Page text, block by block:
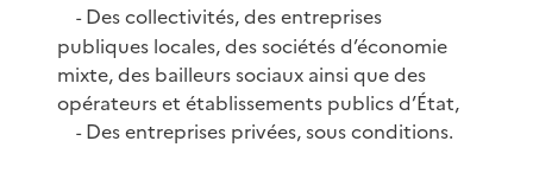
-Des collectivités, des entreprises
publiques locales, des sociétés d’économie
mixte, des bailleurs sociaux ainsi que des
opérateurs et établissements publics d’État,
-Des entreprises privées, sous conditions.